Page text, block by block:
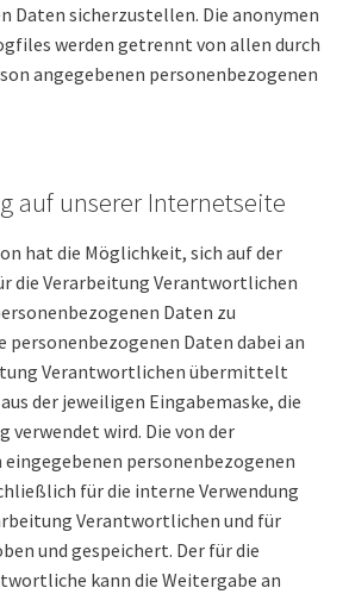
Daten sicherzustellen. Die anonymen
werden getrennt von allen durch
angegebenen personenbezogenen
auf unserer Internetseite
hat die Möglichkeit, sich auf der
die Verarbeitung Verantwortlichen
Daten zu
personenbezogenen Daten dabei an
Verantwortlichen übermittelt
der jeweiligen Eingabemaske, die
verwendet wird. Die von der
personenbezogenen
für die interne Verwendung
Verantwortlichen und für
und gespeichert. Der für die
kann die Weitergabe an